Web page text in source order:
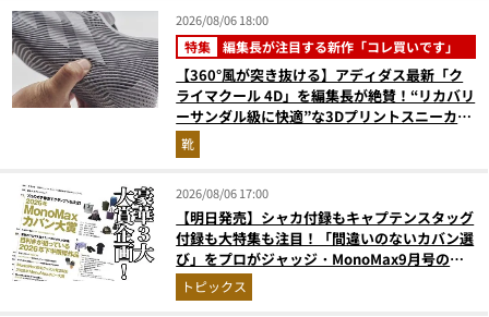
2026/08/06 18:00
特集 編集長が注目する新作「コレ買いです」
【360°風が突き抜ける】アディダス最新「ク
ライマクール 4D」を編集長が絶賛！“リカバリ
ーサンダル級に快適”な3Dプリントスニーカー
『コレ買いです』Vol.173
靴
2026/08/06 17:00
【明日発売】シャカ付録もキャプテンスタッグ
付録も大特集も注目！「間違いのないカバン選
び」をプロがジャッジ・MonoMax9月号の目
次を公開
トピックス